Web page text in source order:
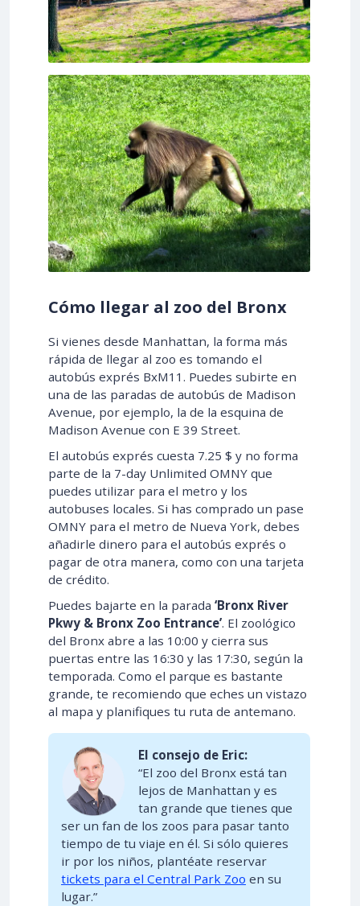
Cómo llegar al zoo del Bronx
Si vienes desde Manhattan, la forma más
rápida de llegar al zoo es tomando el
autobús exprés BxM11. Puedes subirte en
una de las paradas de autobús de Madison
Avenue, por ejemplo, la de la esquina de
Madison Avenue con E 39 Street.
El autobús exprés cuesta 7.25 $ y no forma
parte de la 7-day Unlimited OMNY que
puedes utilizar para el metro y los
autobuses locales. Si has comprado un pase
OMNY para el metro de Nueva York, debes
añadirle dinero para el autobús exprés o
pagar de otra manera, como con una tarjeta
de crédito.
Puedes bajarte en la parada ‘Bronx River
Pkwy & Bronx Zoo Entrance’. El zoológico
del Bronx abre a las 10:00 y cierra sus
puertas entre las 16:30 y las 17:30, según la
temporada. Como el parque es bastante
grande, te recomiendo que eches un vistazo
al mapa y planifiques tu ruta de antemano.
El consejo de Eric:
“El zoo del Bronx está tan
lejos de Manhattan y es
tan grande que tienes que
ser un fan de los zoos para pasar tanto
tiempo de tu viaje en él. Si sólo quieres
ir por los niños, plantéate reservar
tickets para el Central Park Zoo en su
lugar.”